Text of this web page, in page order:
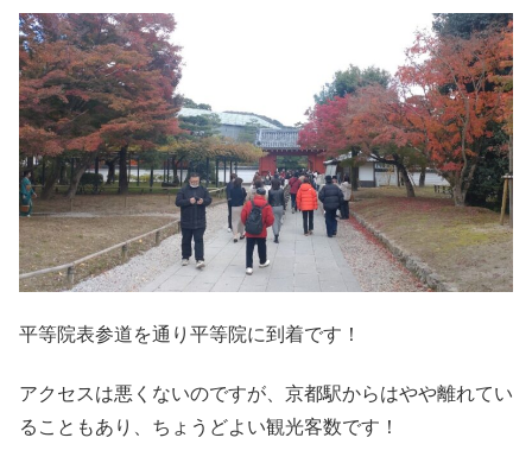
平等院表参道を通り平等院に到着です！
アクセスは悪くないのですが、京都駅からはやや離れてい
ることもあり、ちょうどよい観光客数です！